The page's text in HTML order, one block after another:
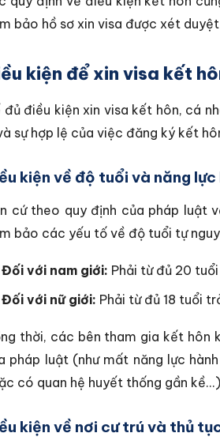
bảo hồ sơ xin visa được xét
kiện để xin visa kết
điều kiện xin visa kết hôn, cá
sự hợp lệ của việc đăng ký kết
kiện về độ tuổi và năng lực
cứ theo quy định của pháp luật
bảo các yếu tố về độ tuổi tự
Đối với nam giới: Phải từ đủ 20
Đối với nữ giới: Phải từ đủ 18 tuổi
thời, các bên tham gia kết hôn
pháp luật (như mất năng lực
có quan hệ huyết thống gần
kiện về nơi cư trú và thủ